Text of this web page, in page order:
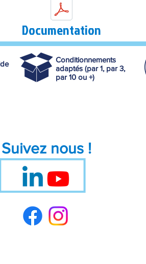
Documentation
Conditionnements
adaptés (par 1, par 3,
par 10 ou +)
Suivez nous !